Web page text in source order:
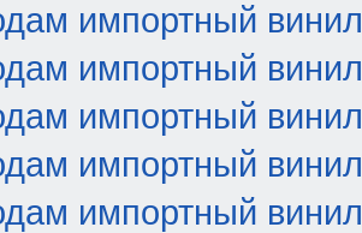
импортный винил
импортный винил
импортный винил
импортный винил
импортный винил